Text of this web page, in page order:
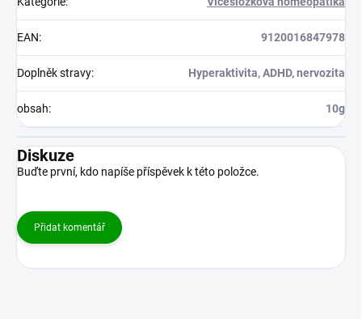
EAN: 9120016847978
Doplněk stravy: Hyperaktivita, ADHD, nervozita
obsah: 10g
Diskuze
Buďte první, kdo napíše příspěvek k této položce.
Přidat komentář